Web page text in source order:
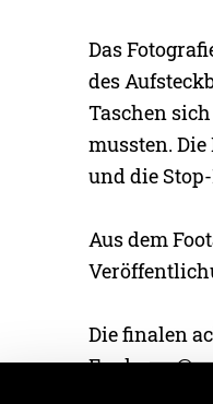
Das
des
Taschen
mussten.
und die
Aus dem
Die finalen
Feed von